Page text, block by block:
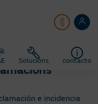
Solucións contacto
e incidencia